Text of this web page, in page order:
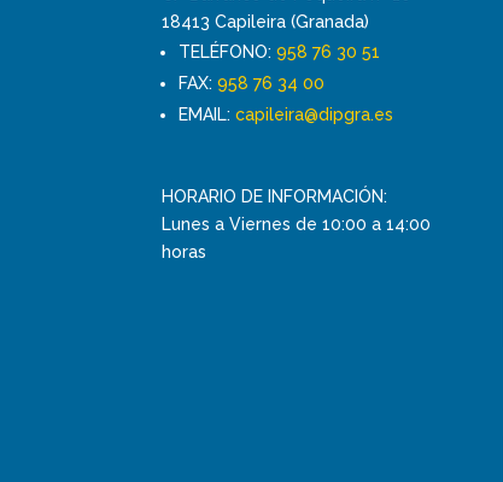
18413 Capileira (Granada)
TELÉFONO:958 76 30 51
FAX:958 76 34 00
EMAIL:capileira@dipgra.es
HORARIO DE INFORMACIÓN:
Lunes a Viernes de 10:00 a 14:00
horas